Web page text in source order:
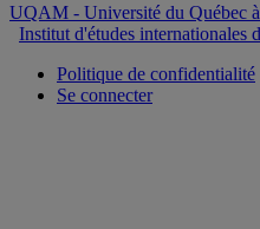
UQAM - Université du Québec
Institut d'études
Politique de confidentialité
Se connecter